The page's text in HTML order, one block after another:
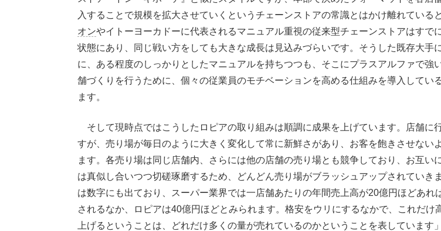
入することで規模を拡大させていくというチェーンストアの常識とはかけ離れている
オンやイトーヨーカドーに代表されるマニュアル重視の従来型チェーンストアはすで
状態にあり、同じ戦い方をしても大きな成長は見込みづらいです。そうした既存大手
に、ある程度のしっかりとしたマニュアルを持ちつつも、そこにプラスアルファで強
舗づくりを行うために、個々の従業員のモチベーションを高める仕組みを導入してい
ます。
そして現時点ではこうしたロピアの取り組みは順調に成果を上げています。店舗に
すが、売り場が毎日のように大きく変化して常に新鮮さがあり、お客を飽きさせない
ます。各売り場は同じ店舗内、さらには他の店舗の売り場とも競争しており、お互い
は真似し合いつつ切磋琢磨するため、どんどん売り場がブラッシュアップされていき
は数字にも出ており、スーパー業界では一店舗あたりの年間売上高が20億円ほどあれ
されるなか、ロピアは40億円ほどとみられます。格安をウリにするなかで、これだけ
上げるということは、どれだけ多くの量が売れているのかということを表しています」